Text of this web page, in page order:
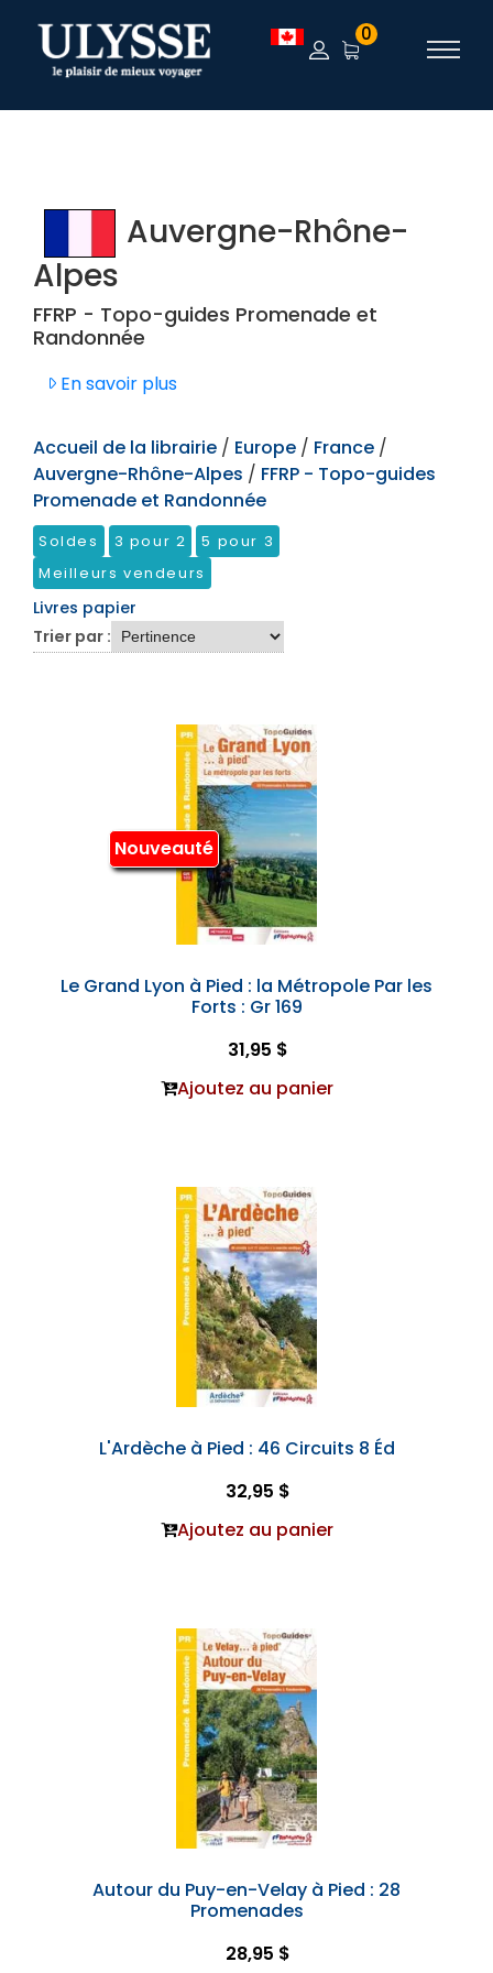
TEST 0
Auvergne-Rhône-
Alpes
FFRP - Topo-guides Promenade et
Randonnée
En savoir plus
Accueil de la librairie / Europe / France /
Auvergne-Rhône-Alpes / FFRP - Topo-guides
Promenade et Randonnée
Soldes 3 pour 2
5 pour 3
Meilleurs vendeurs
Livres papier
Trier par :
Nouveauté
Le Grand Lyon à Pied : la Métropole Par les
Forts : Gr 169
31,95 $
Ajoutez au panier
L'Ardèche à Pied : 46 Circuits 8 Éd
32,95 $
Ajoutez au panier
Autour du Puy-en-Velay à Pied : 28
Promenades
28,95 $